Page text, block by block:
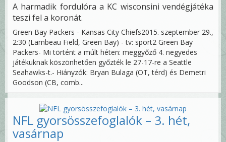
A harmadik fordulóra a KC wisconsini vendégjátéka
teszi fel a koronát.
Green Bay Packers - Kansas City Chiefs2015. szeptember 29.,
2:30 (Lambeau Field, Green Bay) - tv: sport2 Green Bay
Packers- Mi történt a múlt héten: meggyőző 4. negyedes
játékuknak köszönhetően győzték le 27-17-re a Seattle
Seahawks-t.- Hiányzók: Bryan Bulaga (OT, térd) és Demetri
Goodson (CB, comb...
NFL gyorsösszefoglalók – 3. hét,
vasárnap